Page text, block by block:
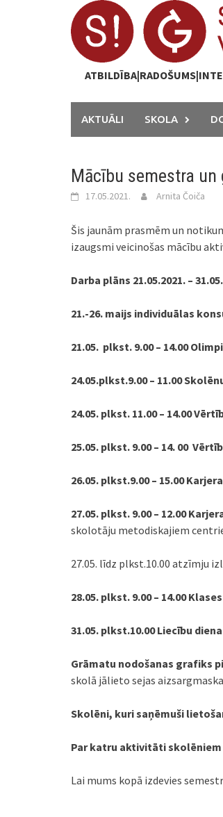
AKTUĀLI SKOLA
Mācību semestra
17.05.2021. Arnita Čoiča
Šis jaunām prasmēm un
izaugsmi veicinošas mācību
Darba plāns 21.05.2021. –
21.-26. maijs individuālas
21.05. plkst. 9.00 – 14.00
24.05.plkst.9.00 – 11.00
24.05. plkst. 11.00 – 14.00
25.05. plkst. 9.00 – 14. 00
26.05. plkst.9.00 – 15.00
27.05. plkst. 9.00 – 12.00
skolotāju metodiskajiem
27.05. līdz plkst.10.00 atzīmju
28.05. plkst. 9.00 – 14.00
31.05. plkst.10.00 Liecību
Grāmatu nodošanas grafiks
skolā jālieto sejas
Skolēni, kuri saņēmuši
Par katru aktivitāti
Lai mums kopā izdevies